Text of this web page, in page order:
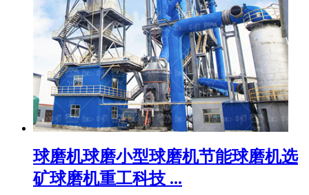
球磨机球磨小型球磨机节能球磨机选
矿球磨机重工科技 ...